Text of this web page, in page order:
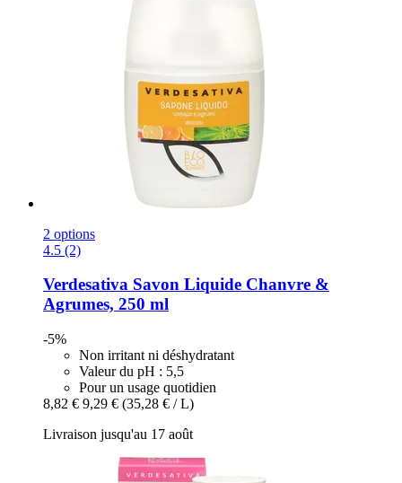
2 options
4.5 (2)
Verdesativa Savon Liquide Chanvre &
Agrumes, 250 ml
-5%
Non irritant ni déshydratant
Valeur du pH : 5,5
Pour un usage quotidien
8,82 € 9,29 € (35,28 € / L)
Livraison jusqu'au 17 août